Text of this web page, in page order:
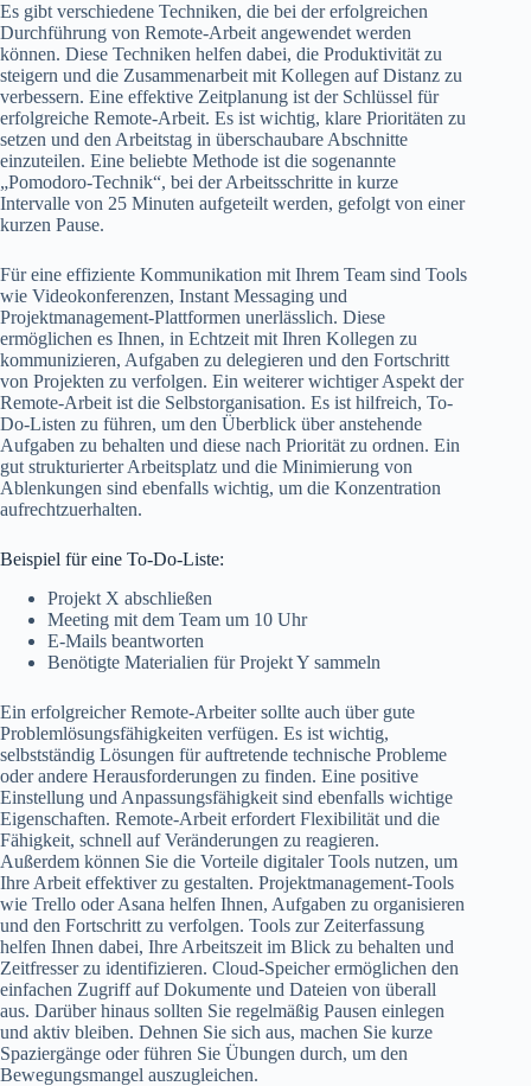
Es gibt verschiedene Techniken, die bei der erfolgreichen
Durchführung von Remote-Arbeit angewendet werden
können. Diese Techniken helfen dabei, die Produktivität zu
steigern und die Zusammenarbeit mit Kollegen auf Distanz zu
verbessern. Eine effektive Zeitplanung ist der Schlüssel für
erfolgreiche Remote-Arbeit. Es ist wichtig, klare Prioritäten zu
setzen und den Arbeitstag in überschaubare Abschnitte
einzuteilen. Eine beliebte Methode ist die sogenannte
„Pomodoro-Technik“, bei der Arbeitsschritte in kurze
Intervalle von 25 Minuten aufgeteilt werden, gefolgt von einer
kurzen Pause.
Für eine effiziente Kommunikation mit Ihrem Team sind Tools
wie Videokonferenzen, Instant Messaging und
Projektmanagement-Plattformen unerlässlich. Diese
ermöglichen es Ihnen, in Echtzeit mit Ihren Kollegen zu
kommunizieren, Aufgaben zu delegieren und den Fortschritt
von Projekten zu verfolgen. Ein weiterer wichtiger Aspekt der
Remote-Arbeit ist die Selbstorganisation. Es ist hilfreich, To-
Do-Listen zu führen, um den Überblick über anstehende
Aufgaben zu behalten und diese nach Priorität zu ordnen. Ein
gut strukturierter Arbeitsplatz und die Minimierung von
Ablenkungen sind ebenfalls wichtig, um die Konzentration
aufrechtzuerhalten.
Beispiel für eine To-Do-Liste:
Projekt X abschließen
Meeting mit dem Team um 10 Uhr
E-Mails beantworten
Benötigte Materialien für Projekt Y sammeln
Ein erfolgreicher Remote-Arbeiter sollte auch über gute
Problemlösungsfähigkeiten verfügen. Es ist wichtig,
selbstständig Lösungen für auftretende technische Probleme
oder andere Herausforderungen zu finden. Eine positive
Einstellung und Anpassungsfähigkeit sind ebenfalls wichtige
Eigenschaften. Remote-Arbeit erfordert Flexibilität und die
Fähigkeit, schnell auf Veränderungen zu reagieren.
Außerdem können Sie die Vorteile digitaler Tools nutzen, um
Ihre Arbeit effektiver zu gestalten. Projektmanagement-Tools
wie Trello oder Asana helfen Ihnen, Aufgaben zu organisieren
und den Fortschritt zu verfolgen. Tools zur Zeiterfassung
helfen Ihnen dabei, Ihre Arbeitszeit im Blick zu behalten und
Zeitfresser zu identifizieren. Cloud-Speicher ermöglichen den
einfachen Zugriff auf Dokumente und Dateien von überall
aus. Darüber hinaus sollten Sie regelmäßig Pausen einlegen
und aktiv bleiben. Dehnen Sie sich aus, machen Sie kurze
Spaziergänge oder führen Sie Übungen durch, um den
Bewegungsmangel auszugleichen.